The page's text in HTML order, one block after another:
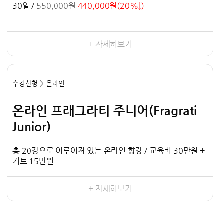
30일 / 550,000원440,000원(20%↓)
+ 자세히보기
수강신청 > 온라인
온라인 프래그라티 주니어(Fragrati
Junior)
총 20강으로 이루어져 있는 온라인 향강 / 교육비 30만원 +
키트 15만원
+ 자세히보기